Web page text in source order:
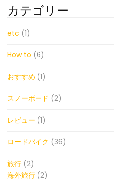
カ
イ
ブ
カテゴリー
etc (1)
How to (6)
おすすめ (1)
スノーボード (2)
レビュー (1)
ロードバイク (36)
旅行 (2)
海外旅行 (2)